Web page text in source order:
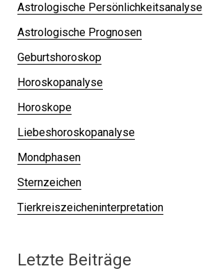
Astrologische Persönlichkeitsanalyse
Astrologische Prognosen
Geburtshoroskop
Horoskopanalyse
Horoskope
Liebeshoroskopanalyse
Mondphasen
Sternzeichen
Tierkreiszeicheninterpretation
Letzte Beiträge